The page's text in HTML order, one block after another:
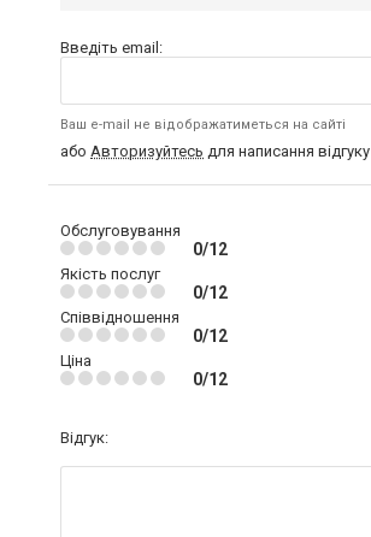
Введіть email:
Ваш e-mail не відображатиметься на сайті
або Авторизуйтесь для написання відгуку
Обслуговування
0/12
Якість послуг
0/12
Співвідношення
0/12
Ціна
0/12
Відгук: